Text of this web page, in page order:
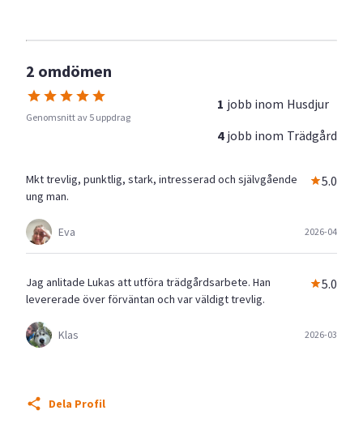
2 omdömen
Genomsnitt av 5 uppdrag
1 jobb inom Husdjur
4 jobb inom Trädgård
Mkt trevlig, punktlig, stark, intresserad och självgående
ung man.
5.0
Eva 2026-04
Jag anlitade Lukas att utföra trädgårdsarbete. Han
levererade över förväntan och var väldigt trevlig.
5.0
Klas 2026-03
Dela Profil